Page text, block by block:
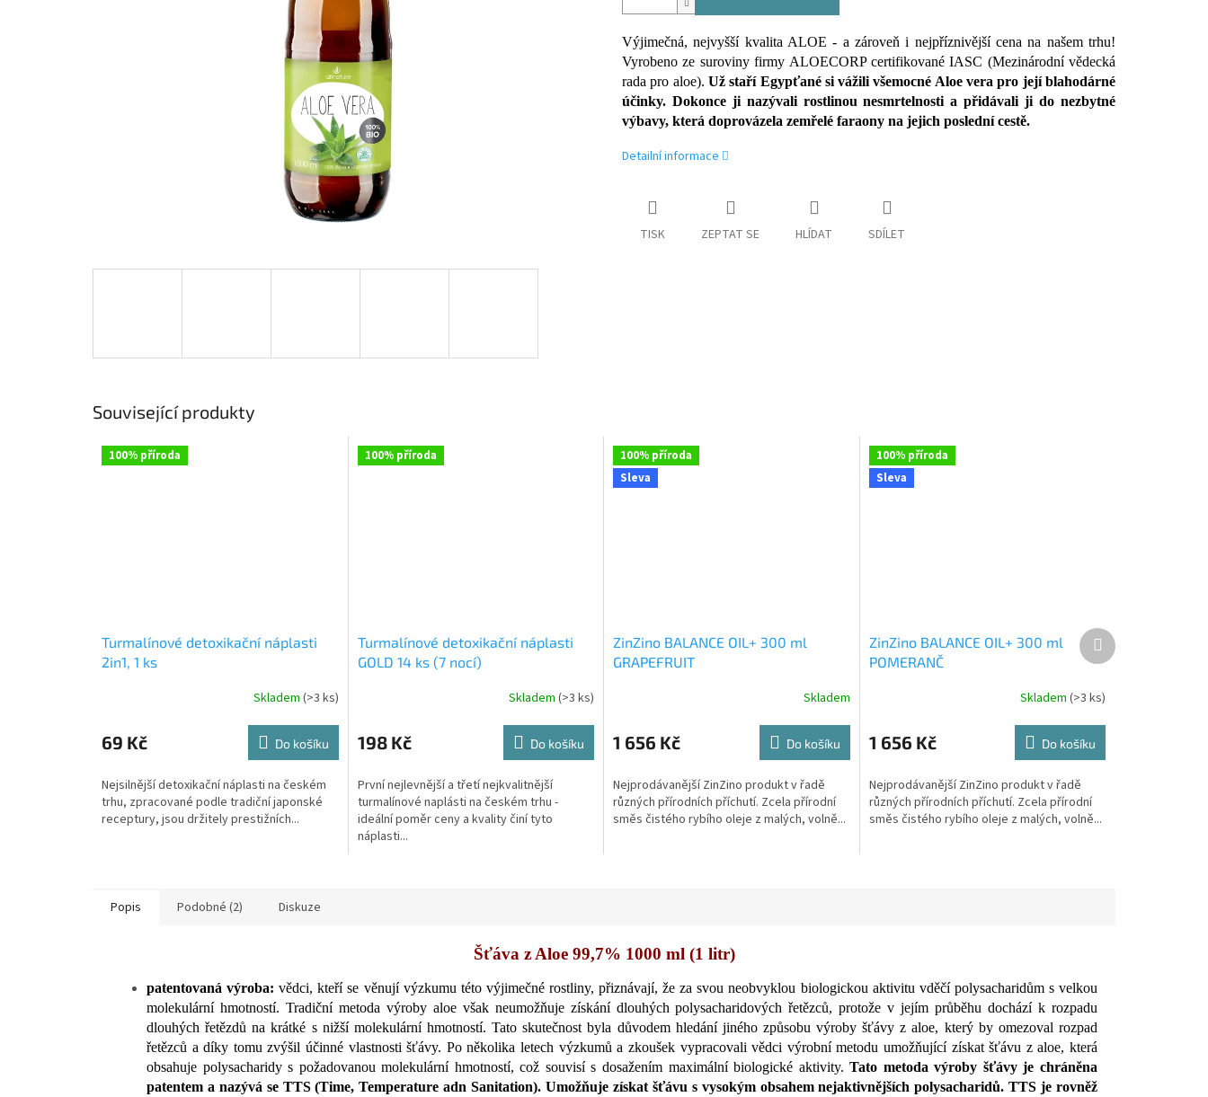
Výjimečná, nejvyšší kvalita ALOE - a zároveň i nejpříznivější cena na našem trhu!
Vyrobeno ze suroviny firmy ALOECORP certifikované IASC (Mezinárodní vědecká
rada pro aloe). Už staří Egypťané si vážili všemocné Aloe vera pro její blahodárné
účinky. Dokonce ji nazývali rostlinou nesmrtelnosti a přidávali ji do nezbytné
výbavy, která doprovázela zemřelé faraony na jejich poslední cestě.
Detailní informace
TISK ZEPTAT SE HLÍDAT SDÍLET
Související produkty
100% příroda
Turmalínové detoxikační náplasti
2in1, 1 ks
produktu
je
z
5
hvězdiček.
Skladem (>3 ks)
69 Kč Do košíku
Nejsilnější detoxikační náplasti na českém
trhu, zpracované podle tradiční japonské
receptury, jsou držitely prestižních...
100% příroda
Turmalínové detoxikační náplasti
GOLD 14 ks (7 nocí)
produktu
je
z
5
hvězdiček.
Skladem(>3 ks)
198 Kč Do košíku
První nejlevnější a třetí nejkvalitnější
turmalínové naplásti na českém trhu -
ideální poměr ceny a kvality činí tyto
náplasti...
100% příroda
Sleva
ZinZino BALANCE OIL+ 300 ml
GRAPEFRUIT
produktu
je
z
5
hvězdiček.
Skladem
1 656 Kč Do košíku
Nejprodávanější ZinZino produkt v řadě
různých přírodních příchutí. Zcela přírodní
směs čistého rybího oleje z malých, volně...
100% příroda
Sleva
ZinZino BALANCE OIL+ 300 ml
POMERANČ
produktu
je
z
5
hvězdiček.
Skladem(>3 ks)
1 656 Kč Do košíku
Nejprodávanější ZinZino produkt v řadě
různých přírodních příchutí. Zcela přírodní
směs čistého rybího oleje z malých, volně...
Další
produkt
Popis Podobné (2) Diskuze
Šťáva z Aloe 99,7% 1000 ml (1 litr)
patentovaná výroba: vědci, kteří se věnují výzkumu této výjimečné rostliny, přiznávají, že za svou neobvyklou biologickou aktivitu vděčí polysacharidům s velkou
molekulární hmotností. Tradiční metoda výroby aloe však neumožňuje získání dlouhých polysacharidových řetězců, protože v jejím průběhu dochází k rozpadu
dlouhých řetězdů na krátké s nižší molekulární hmotností. Tato skutečnost byla důvodem hledání jiného způsobu výroby šťávy z aloe, který by omezoval rozpad
řetězců a díky tomu zvýšil účinné vlastnosti šťávy. Po několika letech výzkumů a zkoušek vypracovali vědci výrobní metodu umožňující získat šťávu z aloe, která
obsahuje polysacharidy s požadovanou molekulární hmotností, což souvisí s dosažením maximální biologické aktivity.Tato metoda výroby šťávy je chráněna
patentem a nazývá se TTS (Time, Temperature adn Sanitation). Umožňuje získat šťávu s vysokým obsahem nejaktivnějších polysacharidů. TTS je rovněž